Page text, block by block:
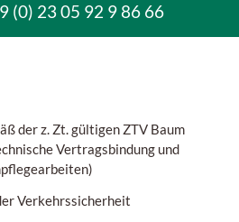
(0) 23 05 92 9 86 66
der z. Zt. gültigen ZTV Baum
Vertragsbindung und
Verkehrssicherheit